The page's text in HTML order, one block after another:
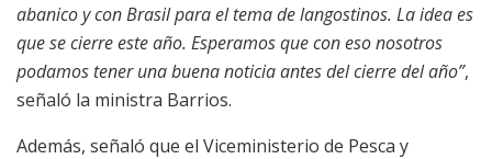
abanico y con Brasil para el tema de langostinos. La idea es
que se cierre este año. Esperamos que con eso nosotros
podamos tener una buena noticia antes del cierre del año”,
señaló la ministra Barrios.
Además, señaló que el Viceministerio de Pesca y